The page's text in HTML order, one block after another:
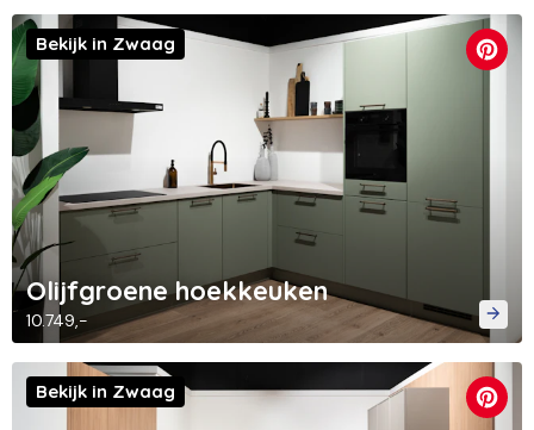
Olijfgroene hoekkeuken
10.749,-
Bekijk in Zwaag
Bekijk in Zwaag